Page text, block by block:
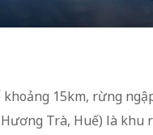
15km, rừng
Trà, Huế) là